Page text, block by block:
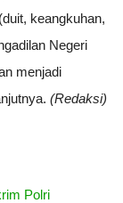
keangkuhan,
Negeri
menjadi
(Redaksi)
Polri